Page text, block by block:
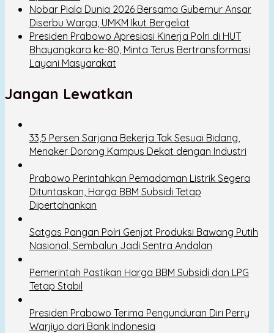
Nobar Piala Dunia 2026 Bersama Gubernur Ansar
Diserbu Warga, UMKM Ikut Bergeliat
Presiden Prabowo Apresiasi Kinerja Polri di HUT
Bhayangkara ke-80, Minta Terus Bertransformasi
Layani Masyarakat
Jangan Lewatkan
33,5 Persen Sarjana Bekerja Tak Sesuai Bidang,
Menaker Dorong Kampus Dekat dengan Industri
Prabowo Perintahkan Pemadaman Listrik Segera
Dituntaskan, Harga BBM Subsidi Tetap
Dipertahankan
Satgas Pangan Polri Genjot Produksi Bawang Putih
Nasional, Sembalun Jadi Sentra Andalan
Pemerintah Pastikan Harga BBM Subsidi dan LPG
Tetap Stabil
Presiden Prabowo Terima Pengunduran Diri Perry
Warjiyo dari Bank Indonesia